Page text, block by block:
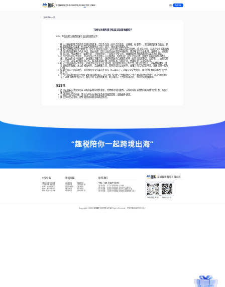
首页趣税服务免费开店跨境资讯趣学院关于趣税 登录 免费注册
返回上一页
TEMU注册西班牙包装法流程有哪些?
TEMU平台卖家注册西班牙包装法的流程如下：
确认注册必要性若您的商品销往西班牙，且涉及包装（如产品包装盒、运输箱、标签等），需注册西班牙包装法。即
使商品本身非包装类，但包装作为销售环节的一部分，也需履行合规义务。
准备注册材料西班牙VAT税号：需先注册西班牙VAT，这是注册包装法的前置条件。若尚未注册，可通过专业服务机构
或自行向西班牙税务机关申请。营业执照：提供企业营业执照副本扫描件，需清晰显示企业名称、注册地址、经营范
围等信息。授权委托书（若委托第三方代理注册）：需加盖企业公章，明确授权代理机构办理包装法注册事宜。
选择注册方式自主注册：需向西班牙生态转型与人口挑战部（MITECO）提交注册申请，流程复杂且需熟悉当地法
规。建议由专业人员操作。委托第三方服务商：选择有资质的合规服务机构（如跨境卖家参谋、易迈等），由其代理
完成注册、申报及后续合规工作。服务商通常提供一站式服务，包括注册、费用核算、年度申报等。
提交注册申请若自主注册，需通过西班牙官方注册系统（如MITECO的在线平台）填写企业信息、包装材料类型、预
计销售量等数据，并上传相关材料。若委托服务商，需向其提供上述材料，由服务商代为提交申请。注册周期一般为
3-5周。
获取注册号注册成功后，将获得西班牙包装法注册号（Env编号）。该编号需妥善保存，用于后续合规申报及平台资
质上传。
上传注册号至TEMU平台登录TEMU卖家中心，进入“账户管理”→“主体详情”→“生产者延伸责任资质”，点击“添加注册
号”，选择国家为“西班牙”，填写注册号及资质类型，提交审核。平台审核通过后，即可完成合规绑定。
注意事项 ：
西班牙包装法注册需每年申报包装材料销售重量，并缴纳环保回收费。未按时申报或缴费可能导致平台扣费、商品下
架或资金冻结。
若通过平台代扣代缴，需关注平台收费标准及费用核算周期，避免额外费用。
建议尽早完成注册，避免因合规问题影响商品销售。
“趣税陪你一起跨境出海”
主营业务
VAT新注册/转代理
EPR新注册/转代理
全球产品合规服务
商标注册/外观专利
海外/香港公司注册
税局链接
英国税局
德国税局
法国税局
意大利税局
西班牙税局
波兰税局
捷克税局
荷兰税局
瑞典税局
阿联酋税局
联系我们
TEL:185 6587 3653
深圳总部
龙华龙胜恒博中心16楼
青岛分部
山东省青岛市市北区中海大厦503
杭州分部
浙江杭州市富亿商业中心B座1015B
南京分部
江苏南京市建邺区南部市政南塔楼621-1
深圳趣税科技有限公司
趣税服务咨询 趣税公众号
Copyright ©2026深圳趣税科技有限公司 All Rights Reserved | 粤ICP备2022072555号-1